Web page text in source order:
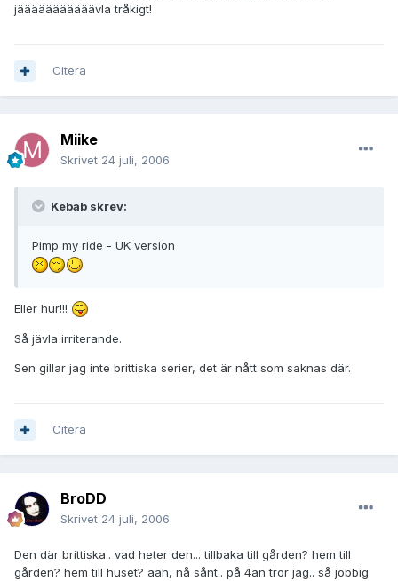
jääääääääääävla tråkigt!
Citera
Miike
Skrivet 24 juli, 2006
Kebab skrev:
Pimp my ride - UK version
Eller hur!!!
Så jävla irriterande.
Sen gillar jag inte brittiska serier, det är nått som saknas där.
Citera
BroDD
Skrivet 24 juli, 2006
Den där brittiska.. vad heter den... tillbaka till gården? hem till
gården? hem till huset? aah, nå sånt.. på 4an tror jag.. så jobbig